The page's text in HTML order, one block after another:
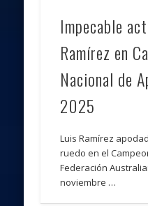
Impecable
Ramírez en
Nacional de
2025
Luis Ramírez
ruedo en el
Federación
noviembre …